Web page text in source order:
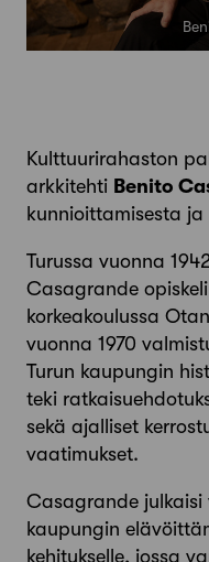
Kulttuurirahaston
arkkitehti Benito
kunnioittamisesta
Turussa vuonna
Casagrande
korkeakoulussa
vuonna 1970
Turun kaupungin
teki
sekä ajalliset
vaatimukset.
Casagrande julkaisi
kaupungin
kehitykselle, jossa